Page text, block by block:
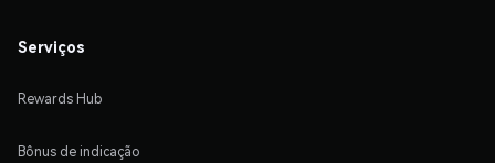
Serviços
Rewards Hub
Bônus de indicação